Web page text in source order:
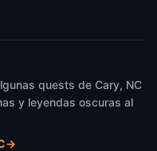
quests de Cary, NC
y leyendas oscuras al
→